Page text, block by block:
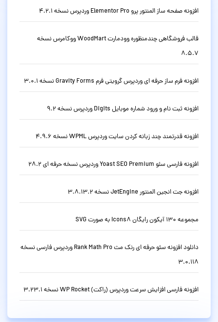
افزونه صفحه ساز المنتور پرو Elementor Pro وردپرس نسخه 4.2.1
قالب فروشگاهی چندمنظوره وودمارت WoodMart ووکامرس نسخه
8.5.7
افزونه فرم ساز حرفه ای وردپرس گرویتی فرم Gravity Forms نسخه 3.0.1
افزونه ثبت نام و ورود شماره موبایل Digits وردپرس نسخه 9.2
افزونه قدرتمند چند زبانه کردن سایت وردپرس WPML نسخه 4.9.6
افزونه فارسی سئو Yoast SEO Premium وردپرس نسخه حرفه ای 28.2
افزونه جت انجین المنتور JetEngine نسخه 3.8.13.2
مجموعه 130 آیکون رایگان Icons8 به صورت SVG
دانلود افزونه سئو حرفه ای رنک مث Rank Math Pro وردپرس فارسی نسخه
3.0.118
افزونه فارسی افزایش سرعت وردپرس (راکت) WP Rocket نسخه 3.23.1